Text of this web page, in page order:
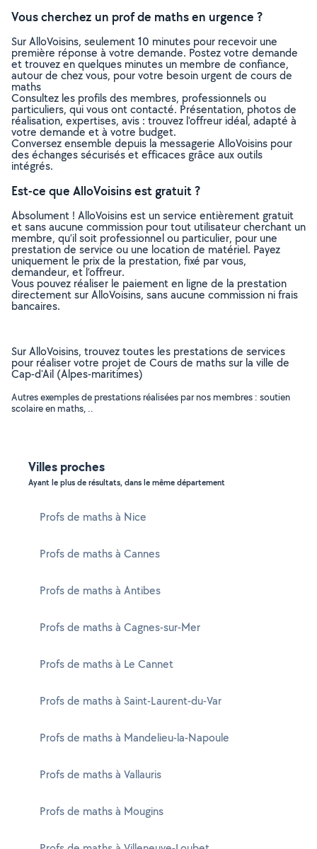
Vous cherchez un prof de maths en urgence ?
Sur AlloVoisins, seulement 10 minutes pour recevoir une
première réponse à votre demande. Postez votre demande
et trouvez en quelques minutes un membre de confiance,
autour de chez vous, pour votre besoin urgent de cours de
maths
Consultez les profils des membres, professionnels ou
particuliers, qui vous ont contacté. Présentation, photos de
réalisation, expertises, avis : trouvez l'offreur idéal, adapté à
votre demande et à votre budget.
Conversez ensemble depuis la messagerie AlloVoisins pour
des échanges sécurisés et efficaces grâce aux outils
intégrés.
Est-ce que AlloVoisins est gratuit ?
Absolument ! AlloVoisins est un service entièrement gratuit
et sans aucune commission pour tout utilisateur cherchant un
membre, qu’il soit professionnel ou particulier, pour une
prestation de service ou une location de matériel. Payez
uniquement le prix de la prestation, fixé par vous,
demandeur, et l’offreur.
Vous pouvez réaliser le paiement en ligne de la prestation
directement sur AlloVoisins, sans aucune commission ni frais
bancaires.
Sur AlloVoisins, trouvez toutes les prestations de services
pour réaliser votre projet de Cours de maths sur la ville de
Cap-d'Ail (Alpes-maritimes)
Autres exemples de prestations réalisées par nos membres : soutien
scolaire en maths, ..
Villes proches
Ayant le plus de résultats, dans le même département
Profs de maths à Nice
Profs de maths à Cannes
Profs de maths à Antibes
Profs de maths à Cagnes-sur-Mer
Profs de maths à Le Cannet
Profs de maths à Saint-Laurent-du-Var
Profs de maths à Mandelieu-la-Napoule
Profs de maths à Vallauris
Profs de maths à Mougins